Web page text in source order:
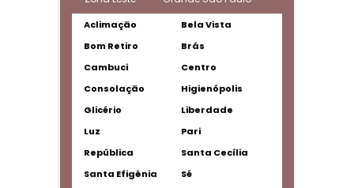
Aclimação
Bela Vista
Bom Retiro
Brás
Cambuci
Centro
Consolação
Higienópolis
Glicério
Liberdade
Luz
Pari
República
Santa Cecília
Santa Efigênia
Sé